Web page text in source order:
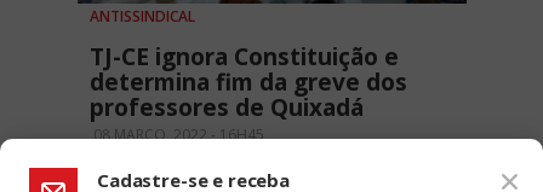
ANTISSINDICAL
TJ-CE ignora Constituição e
determina fim da greve dos
professores de Quixadá
08 MARÇO, 2022 - 16H45
Cadastre-se e receba